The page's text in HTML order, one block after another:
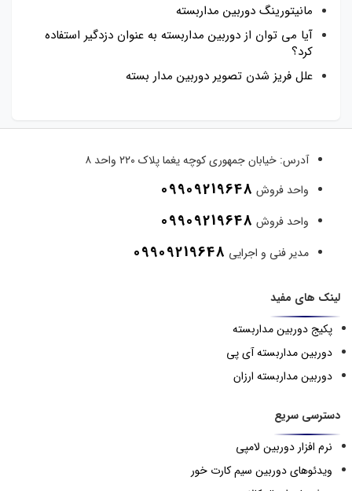
مانیتورینگ دوربین مداربسته
آیا می توان از دوربین مداربسته به عنوان دزدگیر استفاده
کرد؟
علل فریز شدن تصویر دوربین مدار بسته
آدرس: خیابان جمهوری کوچه یغما پلاک ۲۲۰ واحد ۸
واحد فروش 09909219648
واحد فروش 09909219648
مدیر فنی و اجرایی 09909219648
لینک های مفید
پکیج دوربین مداربسته
دوربین مداربسته آی پی
دوربین مداربسته ارزان
دسترسی سریع
نرم افزار دوربین لامپی
ویدئوهای دوربین سیم کارت خور